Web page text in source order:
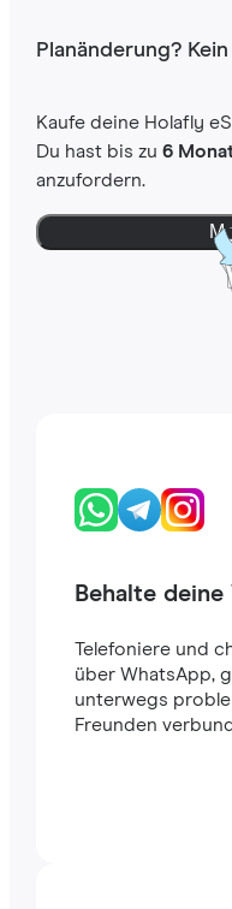
Planänderung?
Kaufe deine Holafly
Du hast bis zu 6
anzufordern.
Behalte
Telefoniere und
über WhatsApp,
unterwegs
Freunden